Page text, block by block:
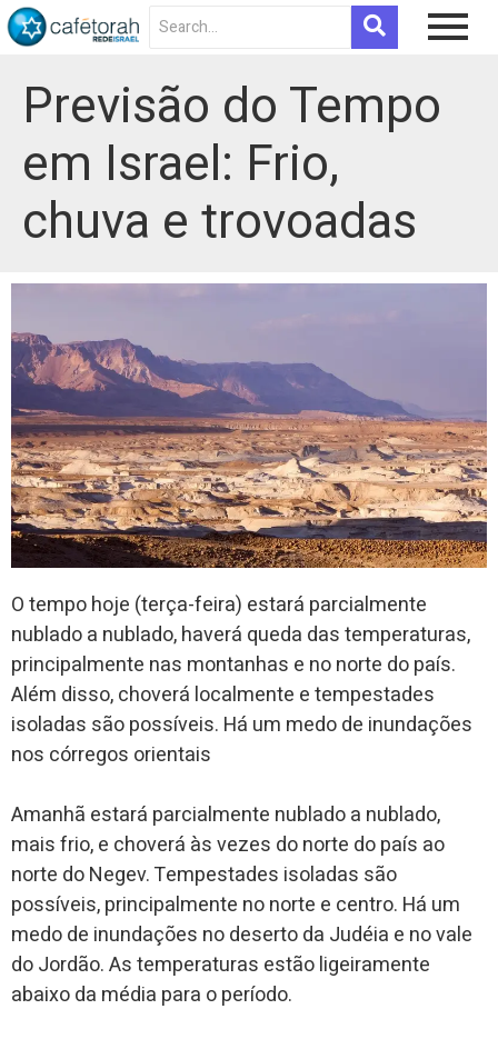
Previsão do Tempo
em Israel: Frio,
chuva e trovoadas
O tempo hoje (terça-feira) estará parcialmente
nublado a nublado, haverá queda das temperaturas,
principalmente nas montanhas e no norte do país.
Além disso, choverá localmente e tempestades
isoladas são possíveis. Há um medo de inundações
nos córregos orientais
Amanhã estará parcialmente nublado a nublado,
mais frio, e choverá às vezes do norte do país ao
norte do Negev. Tempestades isoladas são
possíveis, principalmente no norte e centro. Há um
medo de inundações no deserto da Judéia e no vale
do Jordão. As temperaturas estão ligeiramente
abaixo da média para o período.